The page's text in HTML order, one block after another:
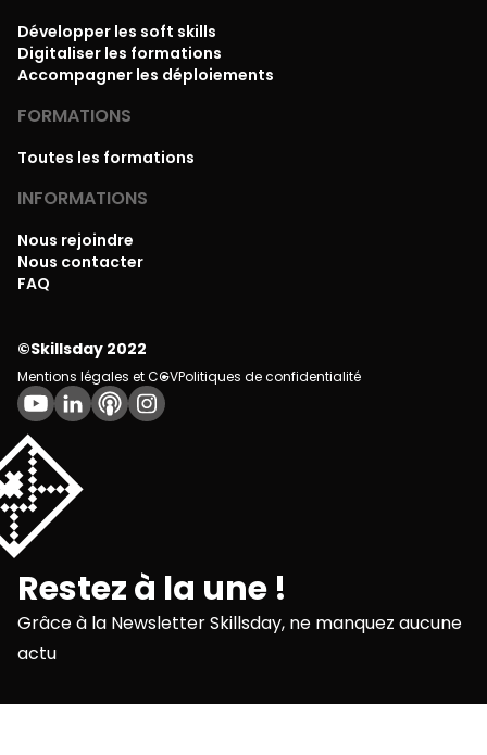
Développer les soft skills
Digitaliser les formations
Accompagner les déploiements
FORMATIONS
Toutes les formations
INFORMATIONS
Nous rejoindre
Nous contacter
FAQ
©Skillsday 2022
Mentions légales et CGVPolitiques de confidentialité
Restez à la une !
Grâce à la Newsletter Skillsday, ne manquez aucune
actu